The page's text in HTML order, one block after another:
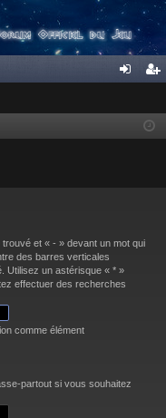
cri
et « - » devant un mot qui
des barres verticales
Utilisez un astérisque « * »
effectuer des recherches
comme élément
partout si vous souhaitez